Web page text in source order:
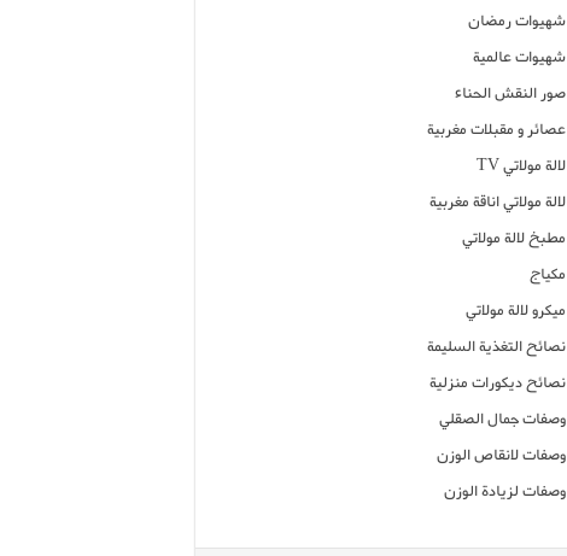
شهيوات رمضان
شهيوات عالمية
صور النقش الحناء
عصائر و مقبلات مغربية
لالة مولاتي TV
لالة مولاتي اناقة مغربية
مطبخ لالة مولاتي
مكياج
ميكرو لالة مولاتي
نصائح التغذية السليمة
نصائح ديكورات منزلية
وصفات جمال الصقلي
وصفات لانقاص الوزن
وصفات لزيادة الوزن